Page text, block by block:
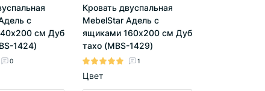
с
см Дуб
1424)
0
Кровать двуспальная
MebelStar Адель с
ящиками 160x200 см Дуб
тахо (MBS-1429)
Цвет
1